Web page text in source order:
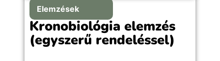
Elemzések
Kronobiológia elemzés
(egyszerű rendeléssel)